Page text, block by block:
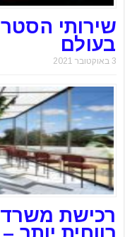
שירותי
בעולם
3 באוקטובר 2021
רכישת